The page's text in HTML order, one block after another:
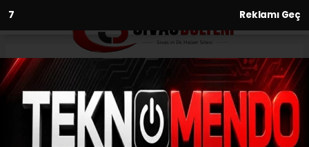
6 Reklamı Geç
Anasayfa
Önce direğe çarptı, sonra bağ
evinin bahçesine daldı
ASAYIŞ